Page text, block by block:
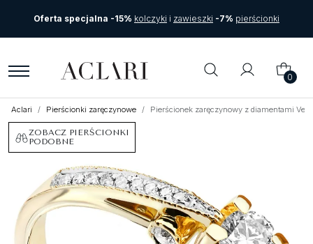
Oferta specjalna -15% kolczyki i zawieszki -7% pierścionki
0
Aclari Pierścionki zaręczynowe Pierścionek zaręczynowy z diamentami
ZOBACZ PIERŚCIONKI
PODOBNE